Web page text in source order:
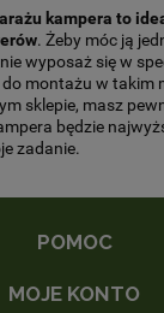
kampera to
. Żeby móc ją
wyposaż się w
montażu w takim
sklepie, masz
będzie
zadanie.
POMOC
MOJE KONTO